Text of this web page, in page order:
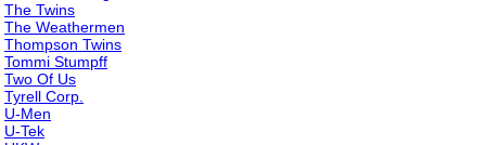
The Twins
The Weathermen
Thompson Twins
Tommi Stumpff
Two Of Us
Tyrell Corp.
U-Men
U-Tek